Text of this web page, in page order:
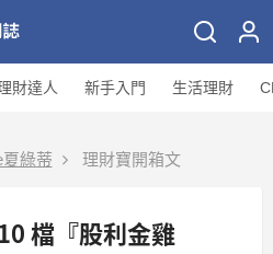
財達人 新手入門 生活理財
夏綠蒂 理財寶開箱文
檔『股利金雞